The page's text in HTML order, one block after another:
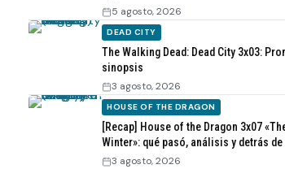
5 agosto, 2026
DEAD CITY
The Walking Dead: Dead City 3x03:
sinopsis
3 agosto, 2026
HOUSE OF THE DRAGON
[Recap] House of the Dragon 3x07
Winter»: qué pasó, análisis y detrás de
3 agosto, 2026